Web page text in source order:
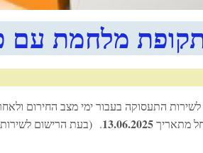
מלחמת עם
התעסוקה בעבור ימי מצב החירום
מתאריך13.06.2025. (בעת הרישום